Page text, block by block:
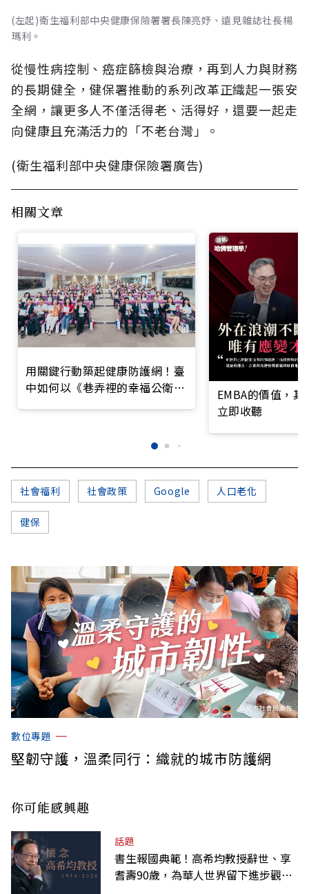
(左起)衛生福利部中央健康保險署署長陳亮妤、遠見雜誌社長楊
瑪利。
從慢性病控制、癌症篩檢與治療，再到人力與財務
的長期健全，健保署推動的系列改革正織起一張安
全網，讓更多人不僅活得老、活得好，還要一起走
向健康且充滿活力的「不老台灣」。
(衛生福利部中央健康保險署廣告)
相關文章
用關鍵行動築起健康防護網！臺
中如何以《巷弄裡的幸福公衛》
EMBA的價值，
立即收聽
社會福利 社會政策 Google 人口老化
健保
數位專題
堅韌守護，溫柔同行：織就的城市防護網
你可能感興趣
話題
書生報國典範！高希均教授辭世、享
耆壽90歲，為華人世界留下進步觀念